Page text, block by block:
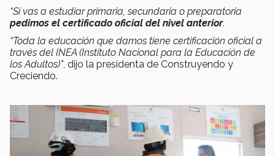
“Si vas a estudiar primaria, secundaria o preparatoria
pedimos el certificado oficial del nivel anterior.
“Toda la educación que damos tiene certificación oficial a
través del INEA (Instituto Nacional para la Educación de
los Adultos)”, dijo la presidenta de Construyendo y
Creciendo.